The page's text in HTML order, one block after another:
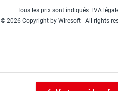
Tous les prix sont indiqués TVA
© 2026 Copyright by Wiresoft | All rights